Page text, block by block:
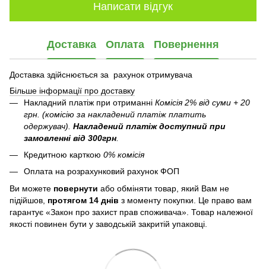
Написати відгук
Доставка Оплата Повернення
Доставка здійснюється за рахунок отримувача
Більше інформації про доставку
Накладний платіж при отриманні Комісія 2% від суми + 20
грн. (комісію за накладений платіж платить
одержувач). Накладений платіж доступний при
замовленні від 300грн
Кредитною карткою 0% комісія
Оплата на розрахунковий рахунок ФОП
Ви можете повернути або обміняти товар, який Вам не
підійшов, протягом 14 днів з моменту покупки. Це право вам
гарантує «Закон про захист прав споживача». Товар належної
якості повинен бути у заводській закритій упаковці.